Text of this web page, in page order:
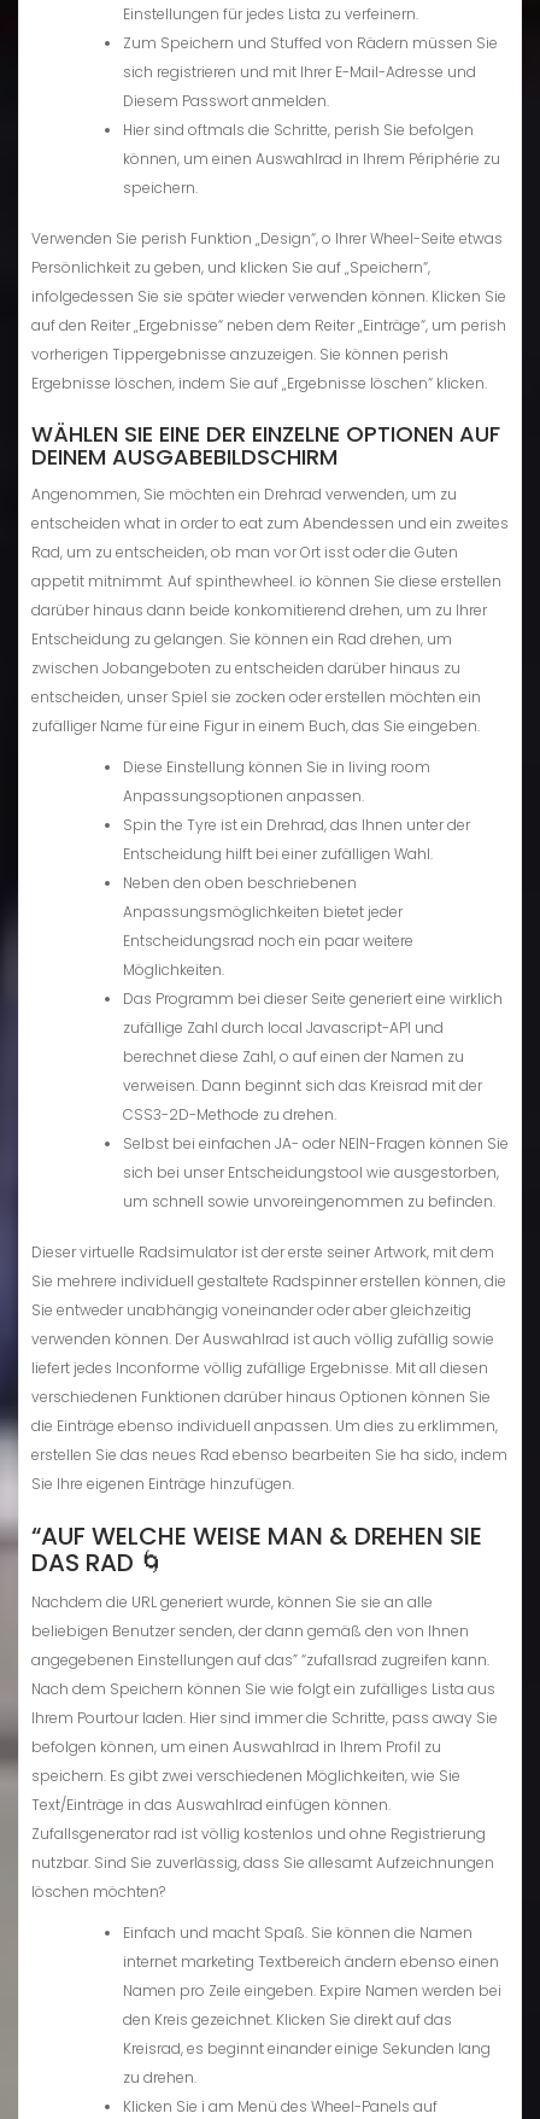
Einstellungen für jedes Lista zu verfeinern.
Zum Speichern und Stuffed von Rädern müssen Sie
sich registrieren und mit Ihrer E-Mail-Adresse und
Diesem Passwort anmelden.
Hier sind oftmals die Schritte, perish Sie befolgen
können, um einen Auswahlrad in Ihrem Périphérie zu
speichern.
Verwenden Sie perish Funktion „Design“, o Ihrer Wheel-Seite etwas
Persönlichkeit zu geben, und klicken Sie auf „Speichern“,
infolgedessen Sie sie später wieder verwenden können. Klicken Sie
auf den Reiter „Ergebnisse“ neben dem Reiter „Einträge“, um perish
vorherigen Tippergebnisse anzuzeigen. Sie können perish
Ergebnisse löschen, indem Sie auf „Ergebnisse löschen“ klicken.
WÄHLEN SIE EINE DER EINZELNE OPTIONEN AUF
DEINEM AUSGABEBILDSCHIRM
Angenommen, Sie möchten ein Drehrad verwenden, um zu
entscheiden what in order to eat zum Abendessen und ein zweites
Rad, um zu entscheiden, ob man vor Ort isst oder die Guten
appetit mitnimmt. Auf spinthewheel. io können Sie diese erstellen
darüber hinaus dann beide konkomitierend drehen, um zu Ihrer
Entscheidung zu gelangen. Sie können ein Rad drehen, um
zwischen Jobangeboten zu entscheiden darüber hinaus zu
entscheiden, unser Spiel sie zocken oder erstellen möchten ein
zufälliger Name für eine Figur in einem Buch, das Sie eingeben.
Diese Einstellung können Sie in living room
Anpassungsoptionen anpassen.
Spin the Tyre ist ein Drehrad, das Ihnen unter der
Entscheidung hilft bei einer zufälligen Wahl.
Neben den oben beschriebenen
Anpassungsmöglichkeiten bietet jeder
Entscheidungsrad noch ein paar weitere
Möglichkeiten.
Das Programm bei dieser Seite generiert eine wirklich
zufällige Zahl durch local Javascript-API und
berechnet diese Zahl, o auf einen der Namen zu
verweisen. Dann beginnt sich das Kreisrad mit der
CSS3-2D-Methode zu drehen.
Selbst bei einfachen JA- oder NEIN-Fragen können Sie
sich bei unser Entscheidungstool wie ausgestorben,
um schnell sowie unvoreingenommen zu befinden.
Dieser virtuelle Radsimulator ist der erste seiner Artwork, mit dem
Sie mehrere individuell gestaltete Radspinner erstellen können, die
Sie entweder unabhängig voneinander oder aber gleichzeitig
verwenden können. Der Auswahlrad ist auch völlig zufällig sowie
liefert jedes Inconforme völlig zufällige Ergebnisse. Mit all diesen
verschiedenen Funktionen darüber hinaus Optionen können Sie
die Einträge ebenso individuell anpassen. Um dies zu erklimmen,
erstellen Sie das neues Rad ebenso bearbeiten Sie ha sido, indem
Sie Ihre eigenen Einträge hinzufügen.
“AUF WELCHE WEISE MAN & DREHEN SIE
DAS RAD 🌀
Nachdem die URL generiert wurde, können Sie sie an alle
beliebigen Benutzer senden, der dann gemäß den von Ihnen
angegebenen Einstellungen auf das” “zufallsrad zugreifen kann.
Nach dem Speichern können Sie wie folgt ein zufälliges Lista aus
Ihrem Pourtour laden. Hier sind immer die Schritte, pass away Sie
befolgen können, um einen Auswahlrad in Ihrem Profil zu
speichern. Es gibt zwei verschiedenen Möglichkeiten, wie Sie
Text/Einträge in das Auswahlrad einfügen können.
Zufallsgenerator rad ist völlig kostenlos und ohne Registrierung
nutzbar. Sind Sie zuverlässig, dass Sie allesamt Aufzeichnungen
löschen möchten?
Einfach und macht Spaß. Sie können die Namen
internet marketing Textbereich ändern ebenso einen
Namen pro Zeile eingeben. Expire Namen werden bei
den Kreis gezeichnet. Klicken Sie direkt auf das
Kreisrad, es beginnt einander einige Sekunden lang
zu drehen.
Klicken Sie i am Menü des Wheel-Panels auf